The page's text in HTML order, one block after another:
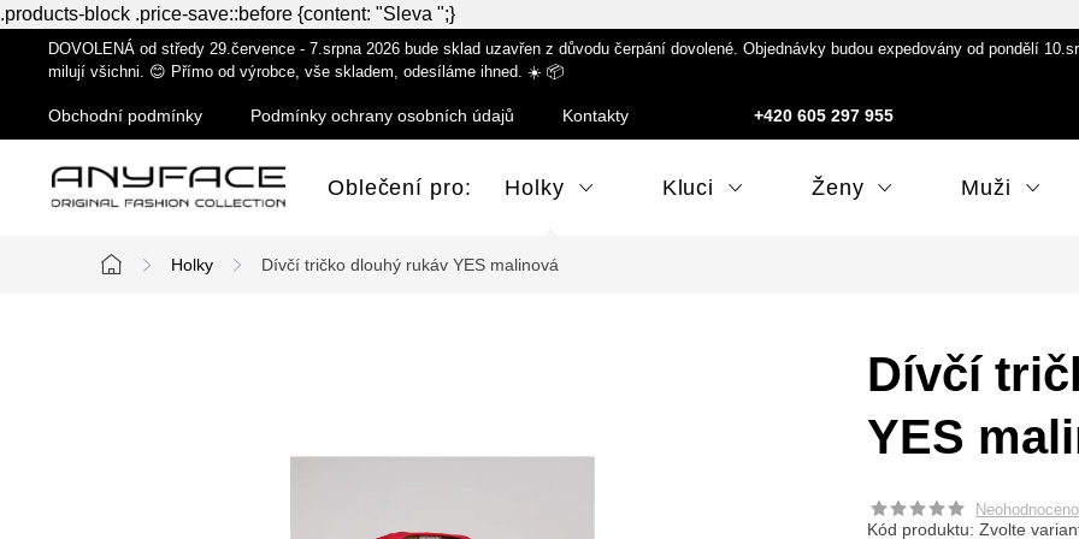
.products-block .price-save::before {content: "Sleva ";}
DOVOLENÁ od středy 29.července - 7.srpna 2026 bude sklad uzavřen z důvodu čerpání dovolené. Objednávky budou expedovány od pondělí
milují všichni. 😊 Přímo od výrobce, vše skladem, odesíláme ihned. ☀️ 📦
+420 605 297 955
Obchodní podmínky Podmínky ochrany osobních údajů Kontakty
Oblečení pro: Holky Kluci Ženy Muži
Domů
Holky Dívčí tričko dlouhý rukáv YES malinová
Dívčí
YES
Neohodnoceno
Kód produktu: Zvolte